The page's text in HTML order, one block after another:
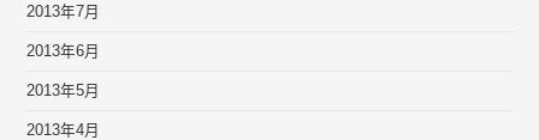
2013年7月
2013年6月
2013年5月
2013年4月